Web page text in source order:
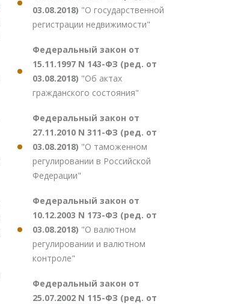
03.08.2018) "О государственной
регистрации недвижимости"
Федеральный закон от
15.11.1997 N 143-ФЗ (ред. от
03.08.2018) "Об актах
гражданского состояния"
Федеральный закон от
27.11.2010 N 311-ФЗ (ред. от
03.08.2018) "О таможенном
регулировании в Российской
Федерации"
Федеральный закон от
10.12.2003 N 173-ФЗ (ред. от
03.08.2018) "О валютном
регулировании и валютном
контроле"
Федеральный закон от
25.07.2002 N 115-ФЗ (ред. от